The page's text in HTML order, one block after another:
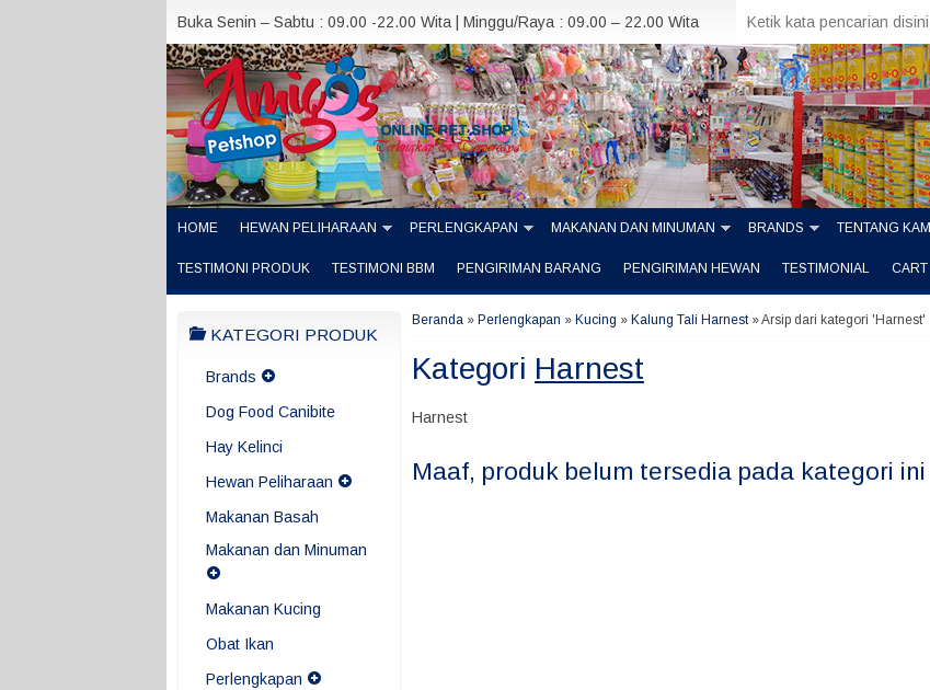
Buka Senin – Sabtu : 09.00 -22.00 Wita | Minggu/Raya : 09.00 – 22.00 Wita
HOME HEWAN PELIHARAAN PERLENGKAPAN MAKANAN DAN MINUMAN BRANDS TENTANG KAMI
TESTIMONI PRODUK TESTIMONI BBM PENGIRIMAN BARANG PENGIRIMAN HEWAN TESTIMONIAL CART
KATEGORI PRODUK
Brands
Dog Food Canibite
Hay Kelinci
Hewan Peliharaan
Makanan Basah
Makanan dan Minuman
Makanan Kucing
Obat Ikan
Perlengkapan
Beranda » Perlengkapan » Kucing » Kalung Tali Harnest»Arsip dari kategori 'Harnest'
Kategori Harnest
Harnest
Maaf, produk belum tersedia pada kategori ini